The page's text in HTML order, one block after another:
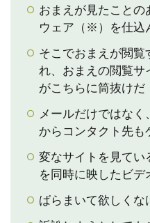
おまえが見たこと
ウェア（※）を仕込
そこでおまえが閲覧
れ、おまえの閲覧サ
がこちらに筒抜けだ
メールだけではなく
からコンタクト先も
変なサイトを見て
を同時に映したビデ
ばらまいて欲しくな